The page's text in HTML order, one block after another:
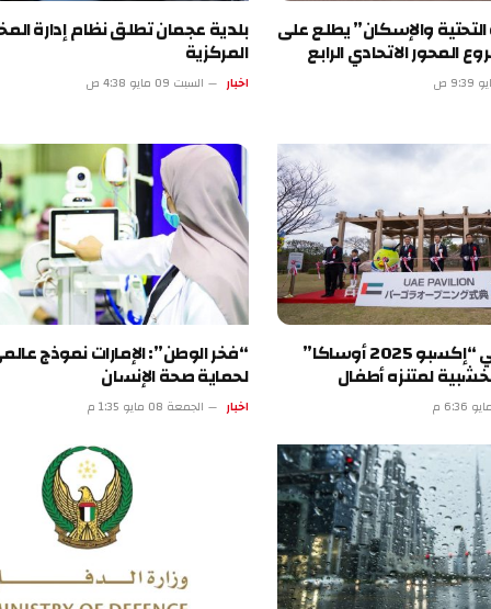
والإسكان” يطلع على
الاتحادي الرابع
بلدية عجمان تطلق نظام إدارة المختبرات
المركزية
السبت 09 مايو 4:38 ص
جناح الإمارات في “إكسبو 2025 أوساكا”
أطفال
“فخر الوطن”: الإمارات نموذج عالمي رائد
لحماية صحة الإنسان
الجمعة 08 مايو 1:35 م